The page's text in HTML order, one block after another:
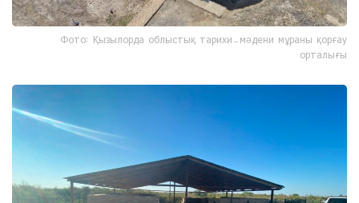
Фото: Қызылорда облыстық тарихи-мәдени мұраны қорғау
орталығы